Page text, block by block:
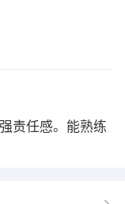
责任感。能熟练